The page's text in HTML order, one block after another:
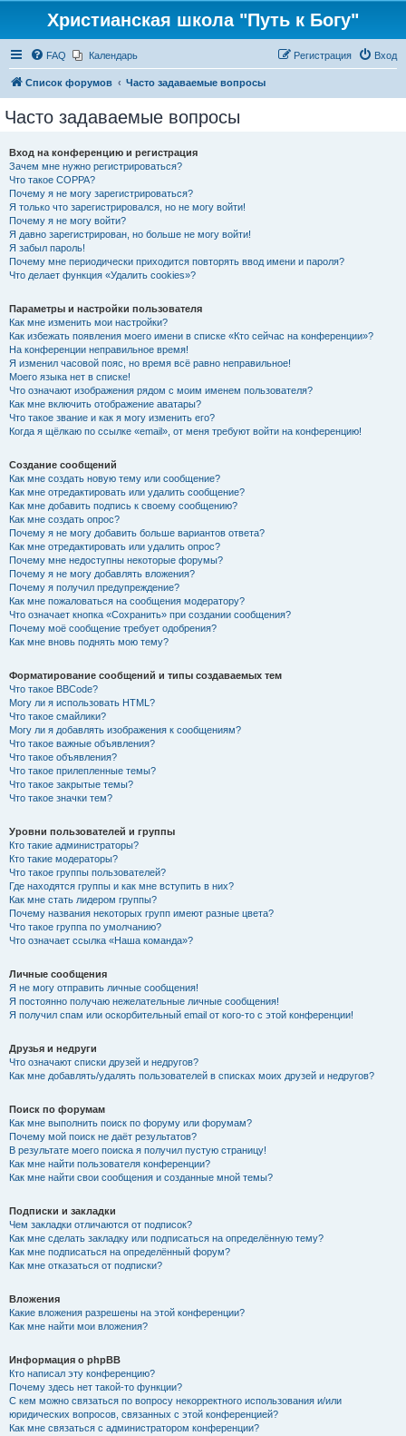
Христианская школа "Путь к Богу"
FAQ Календарь Вход
Регистрация
Список форумов Часто задаваемые вопросы
Часто задаваемые вопросы
Вход на конференцию и регистрация
Зачем мне нужно регистрироваться?
Что такое COPPA?
Почему я не могу зарегистрироваться?
Я только что зарегистрировался, но не могу войти!
Почему я не могу войти?
Я давно зарегистрирован, но больше не могу войти!
Я забыл пароль!
Почему мне периодически приходится повторять ввод имени и пароля?
Что делает функция «Удалить cookies»?
Параметры и настройки пользователя
Как мне изменить мои настройки?
Как избежать появления моего имени в списке «Кто сейчас на конференции»?
На конференции неправильное время!
Я изменил часовой пояс, но время всё равно неправильное!
Моего языка нет в списке!
Что означают изображения рядом с моим именем пользователя?
Как мне включить отображение аватары?
Что такое звание и как я могу изменить его?
Когда я щёлкаю по ссылке «email», от меня требуют войти на конференцию!
Создание сообщений
Как мне создать новую тему или сообщение?
Как мне отредактировать или удалить сообщение?
Как мне добавить подпись к своему сообщению?
Как мне создать опрос?
Почему я не могу добавить больше вариантов ответа?
Как мне отредактировать или удалить опрос?
Почему мне недоступны некоторые форумы?
Почему я не могу добавлять вложения?
Почему я получил предупреждение?
Как мне пожаловаться на сообщения модератору?
Что означает кнопка «Сохранить» при создании сообщения?
Почему моё сообщение требует одобрения?
Как мне вновь поднять мою тему?
Форматирование сообщений и типы создаваемых тем
Что такое BBCode?
Могу ли я использовать HTML?
Что такое смайлики?
Могу ли я добавлять изображения к сообщениям?
Что такое важные объявления?
Что такое объявления?
Что такое прилепленные темы?
Что такое закрытые темы?
Что такое значки тем?
Уровни пользователей и группы
Кто такие администраторы?
Кто такие модераторы?
Что такое группы пользователей?
Где находятся группы и как мне вступить в них?
Как мне стать лидером группы?
Почему названия некоторых групп имеют разные цвета?
Что такое группа по умолчанию?
Что означает ссылка «Наша команда»?
Личные сообщения
Я не могу отправить личные сообщения!
Я постоянно получаю нежелательные личные сообщения!
Я получил спам или оскорбительный email от кого-то с этой конференции!
Друзья и недруги
Что означают списки друзей и недругов?
Как мне добавлять/удалять пользователей в списках моих друзей и недругов?
Поиск по форумам
Как мне выполнить поиск по форуму или форумам?
Почему мой поиск не даёт результатов?
В результате моего поиска я получил пустую страницу!
Как мне найти пользователя конференции?
Как мне найти свои сообщения и созданные мной темы?
Подписки и закладки
Чем закладки отличаются от подписок?
Как мне сделать закладку или подписаться на определённую тему?
Как мне подписаться на определённый форум?
Как мне отказаться от подписки?
Вложения
Какие вложения разрешены на этой конференции?
Как мне найти мои вложения?
Информация о phpBB
Кто написал эту конференцию?
Почему здесь нет такой-то функции?
С кем можно связаться по вопросу некорректного использования и/или
юридических вопросов, связанных с этой конференцией?
Как мне связаться с администратором конференции?